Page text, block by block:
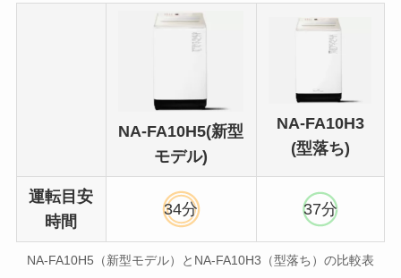
NA-FA10H5(新型
モデル)
NA-FA10H3
(型落ち)
運転目安
時間
34分 37分
NA-FA10H5（新型モデル）とNA-FA10H3（型落ち）の比較表